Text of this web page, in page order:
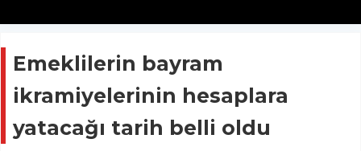
Emeklilerin bayram
ikramiyelerinin hesaplara
yatacağı tarih belli oldu